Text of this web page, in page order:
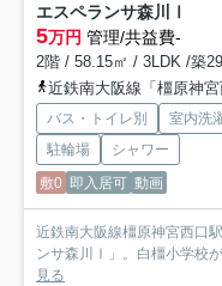
エスペランサ森川Ⅰ
5万円 管理/共益費-
2階 / 58.15㎡ / 3LDK /築
近鉄南大阪線「橿原神
バス・トイレ別 室内洗
駐輪場
シャワー
敷0 即入居可 動画
近鉄南大阪線橿原神宮西口
ンサ森川Ⅰ」。白橿小学校
見る